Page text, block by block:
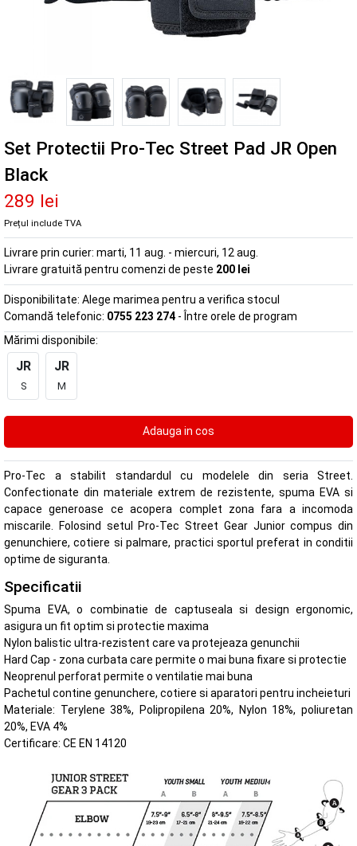
Set Protectii Pro-Tec Street Pad JR Open
Black
289 lei
Prețul include TVA
Livrare prin curier: marti, 11 aug. - miercuri, 12 aug.
Livrare gratuită pentru comenzi de peste 200 lei
Disponibilitate: Alege marimea pentru a verifica stocul
Comandă telefonic: 0755 223 274 - Între orele de program
Mărimi disponibile:
JR
S
JR
M
Pro-Tec a stabilit standardul cu modelele din seria Street.
Confectionate din materiale extrem de rezistente, spuma EVA si
capace generoase ce acopera complet zona fara a incomoda
miscarile. Folosind setul Pro-Tec Street Gear Junior compus din
genunchiere, cotiere si palmare, practici sportul preferat in conditii
optime de siguranta.
Specificatii
Spuma EVA, o combinatie de captuseala si design ergonomic,
asigura un fit optim si protectie maxima
Nylon balistic ultra-rezistent care va protejeaza genunchii
Hard Cap - zona curbata care permite o mai buna fixare si protectie
Neoprenul perforat permite o ventilatie mai buna
Pachetul contine genunchere, cotiere si aparatori pentru incheieturi
Materiale: Terylene 38%, Polipropilena 20%, Nylon 18%, poliuretan
20%, EVA 4%
Certificare: CE EN 14120